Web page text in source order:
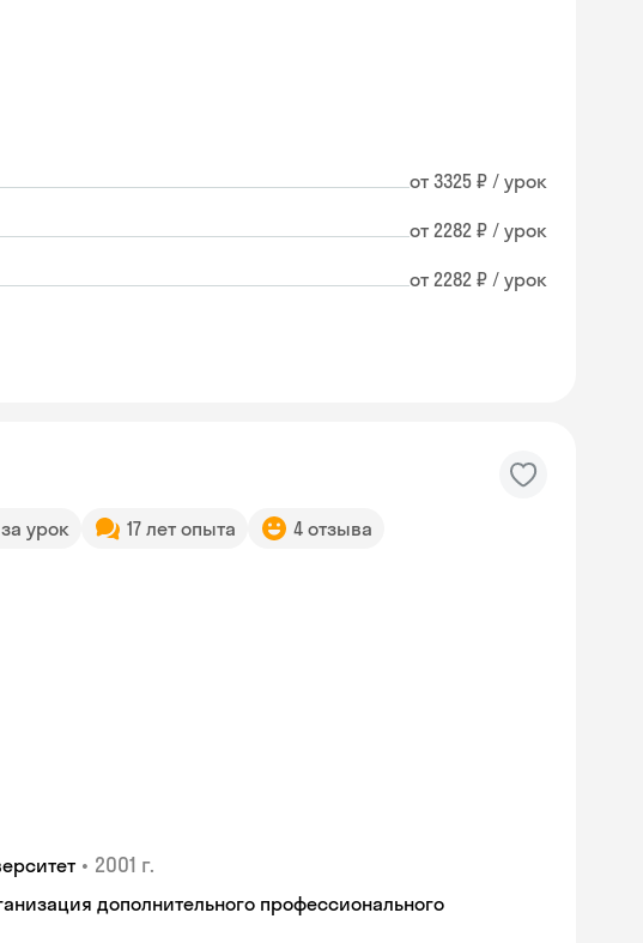
от 3325 ₽ / урок
от 2282 ₽ / урок
от 2282 ₽ / урок
урок 17 лет опыта 4 отзыва
• 2001 г.
дополнительного профессионального
Skyeng Chat